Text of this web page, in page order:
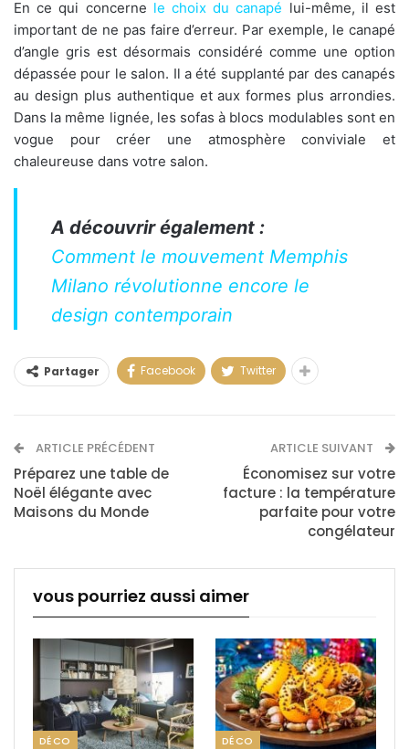
En ce qui concerne le choix du canapé lui-même, il est
important de ne pas faire d’erreur. Par exemple, le canapé
d’angle gris est désormais considéré comme une option
dépassée pour le salon. Il a été supplanté par des canapés
au design plus authentique et aux formes plus arrondies.
Dans la même lignée, les sofas à blocs modulables sont en
vogue pour créer une atmosphère conviviale et
chaleureuse dans votre salon.
A découvrir également :
Comment le mouvement Memphis
Milano révolutionne encore le
design contemporain
Partager Facebook Twitter
ARTICLE PRÉCÉDENT
Préparez une table de
Noël élégante avec
Maisons du Monde
ARTICLE SUIVANT
Économisez sur votre
facture : la température
parfaite pour votre
congélateur
vous pourriez aussi aimer
DÉCO DÉCO